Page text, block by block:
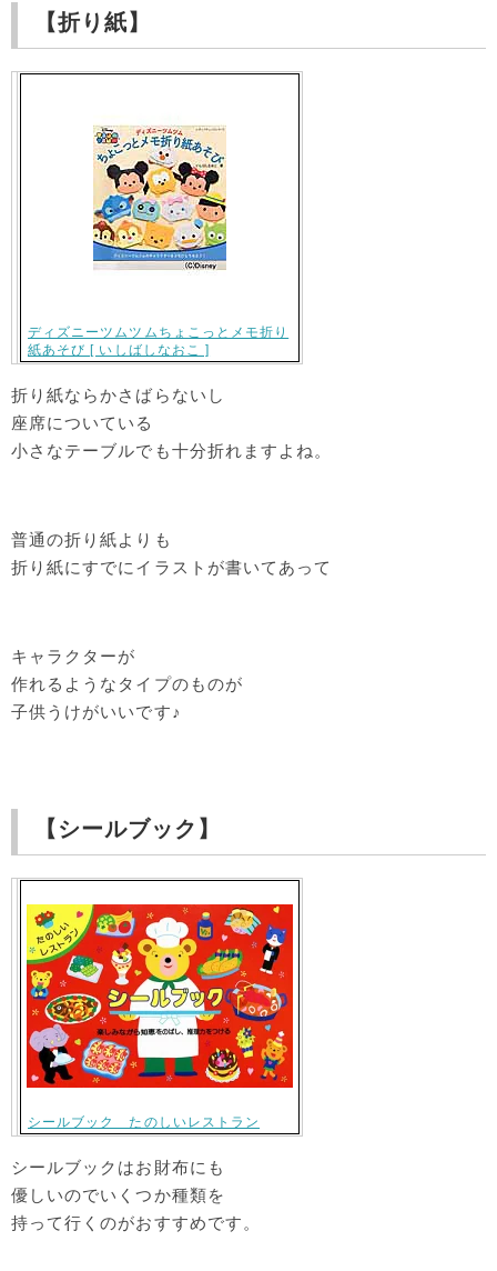
【折り紙】
ディズニーツムツムちょこっとメモ折り
紙あそび [ いしばしなおこ ]
折り紙ならかさばらないし
座席についている
小さなテーブルでも十分折れますよね。
普通の折り紙よりも
折り紙にすでにイラストが書いてあって
キャラクターが
作れるようなタイプのものが
子供うけがいいです♪
【シールブック】
シールブック たのしいレストラン
シールブックはお財布にも
優しいのでいくつか種類を
持って行くのがおすすめです。